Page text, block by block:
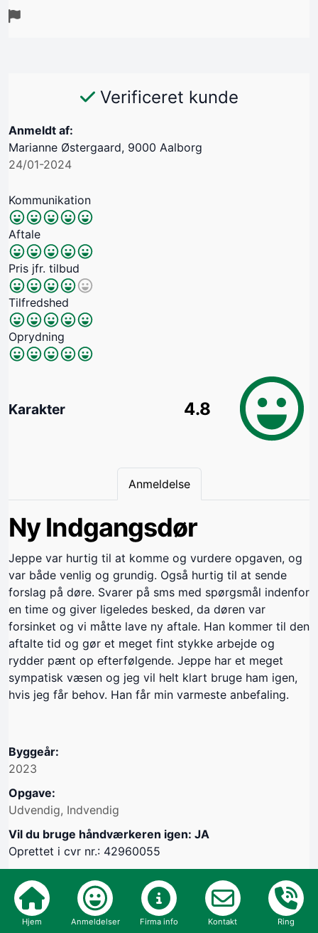
Verificeret kunde
Anmeldt af:
Marianne Østergaard, 9000 Aalborg
24/01-2024
Kommunikation
Aftale
Pris jfr. tilbud
Tilfredshed
Oprydning
Karakter 4.8
Anmeldelse
Ny Indgangsdør
Jeppe var hurtig til at komme og vurdere opgaven, og
var både venlig og grundig. Også hurtig til at sende
forslag på døre. Svarer på sms med spørgsmål indenfor
en time og giver ligeledes besked, da døren var
forsinket og vi måtte lave ny aftale. Han kommer til den
aftalte tid og gør et meget fint stykke arbejde og
rydder pænt op efterfølgende. Jeppe har et meget
sympatisk væsen og jeg vil helt klart bruge ham igen,
hvis jeg får behov. Han får min varmeste anbefaling.
Byggeår:
2023
Opgave:
Udvendig, Indvendig
Vil du bruge håndværkeren igen: JA
Oprettet i cvr nr.: 42960055
Hjem Anmeldelser Firma info Kontakt Ring